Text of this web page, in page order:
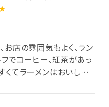
お店の雰囲気もよく、ラン
でコーヒー、紅茶があっ
くてラーメンはおいしい